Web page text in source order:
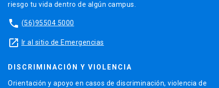
riesgo tu vida dentro de algún campus.
phone (56)95504 5000
launch Ir al sitio de Emergencias
DISCRIMINACIÓN Y VIOLENCIA
Orientación y apoyo en casos de discriminación, violencia de